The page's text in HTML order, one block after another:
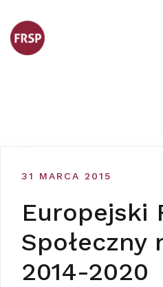
content
31 MARCA 2015
Europejski
Społeczny
2014-2020